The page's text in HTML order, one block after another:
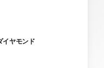
イヤモンド